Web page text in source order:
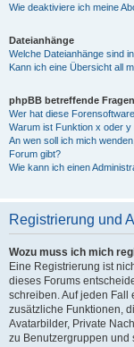
Wie deaktiviere ich meine
Dateianhänge
Welche Dateianhänge sind
Kann ich eine Übersicht all
phpBB betreffende Fragen
Wer hat diese
Warum ist Funktion x oder y
An wen soll ich mich
Forum gibt?
Wie kann ich einen
Registrierung und
Wozu muss ich mich
Eine Registrierung ist
dieses Forums
schreiben. Auf jeden Fall
zusätzliche Funktionen,
Avatarbilder, Private
zu Benutzergruppen und